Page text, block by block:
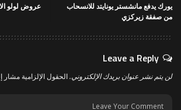
يورك يدفع مانشستر يونايتد للانسحاب
من صفقة زيركزي
عروض لولو
Leave a Reply
لن يتم نشر عنوان بريدك الإلكتروني.الحقول الإلزامية مشار